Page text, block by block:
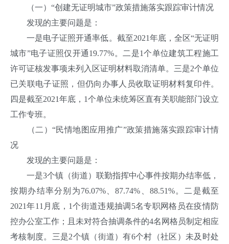
（一）“创建无证明城市”政策措施落实跟踪审计情况
发现的主要问题是：
一是电子证照开通率低。截至2021年底，全区“无证明
城市”电子证照仅开通19.77%。二是1个单位建筑工程施工
许可证核发事项未列入区证明材料取消清单。三是2个单位
已关联电子证照，但仍向办事人员收取证明材料复印件。
四是截至2021年底，1个单位未统筹区直有关职能部门设立
工作专班。
（二）“民情地图应用推广”政策措施落实跟踪审计情
况
发现的主要问题是：
一是3个镇（街道）联勤指挥中心事件按期办结率低，
按期办结率分别为76.07%、87.74%、88.51%。二是截至
2021年11月底，1个街道违规抽调5名专职网格员在疫情防
控办公室工作；且未对符合抽调条件的4名网格员制定相应
考核制度。三是2个镇（街道）有6个村（社区）未及时处